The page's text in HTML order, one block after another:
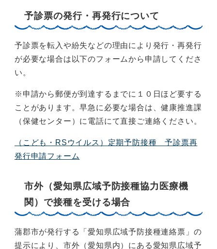
予診票の発行・再発行について
予診票を転入や紛失などの理由により発行・再発行
が必要な場合は以下のフォームから申請してくださ
い。
※申請から郵便が到達するまでに１０日ほど要する
ことがあります。早急に必要な場合は、健康推進課
（保健センター）に電話にて直接ご連絡ください。
（こども・RSウイルス）定期予防接種 予診票再
発行申請フォーム
市外（愛知県広域予防接種協力医療機
関）で接種を受ける場合
蒲郡市が発行する「愛知県広域予防接種連絡票」の
提示により、市外（愛知県内）にある愛知県広域予